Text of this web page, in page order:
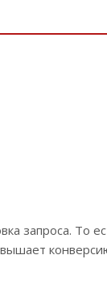
запроса. То